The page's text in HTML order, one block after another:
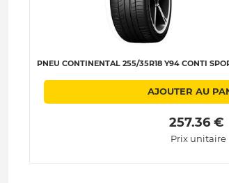
PNEU CONTINENTAL 255/35R18 Y94 CONTI
AJOUTER AU
257.36 €
Prix unitaire